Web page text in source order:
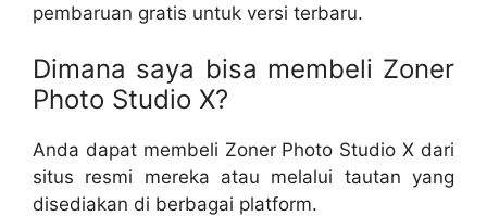
pembaruan gratis untuk versi terbaru.
Dimana saya bisa membeli Zoner
Photo Studio X?
Anda dapat membeli Zoner Photo Studio X dari
situs resmi mereka atau melalui tautan yang
disediakan di berbagai platform.